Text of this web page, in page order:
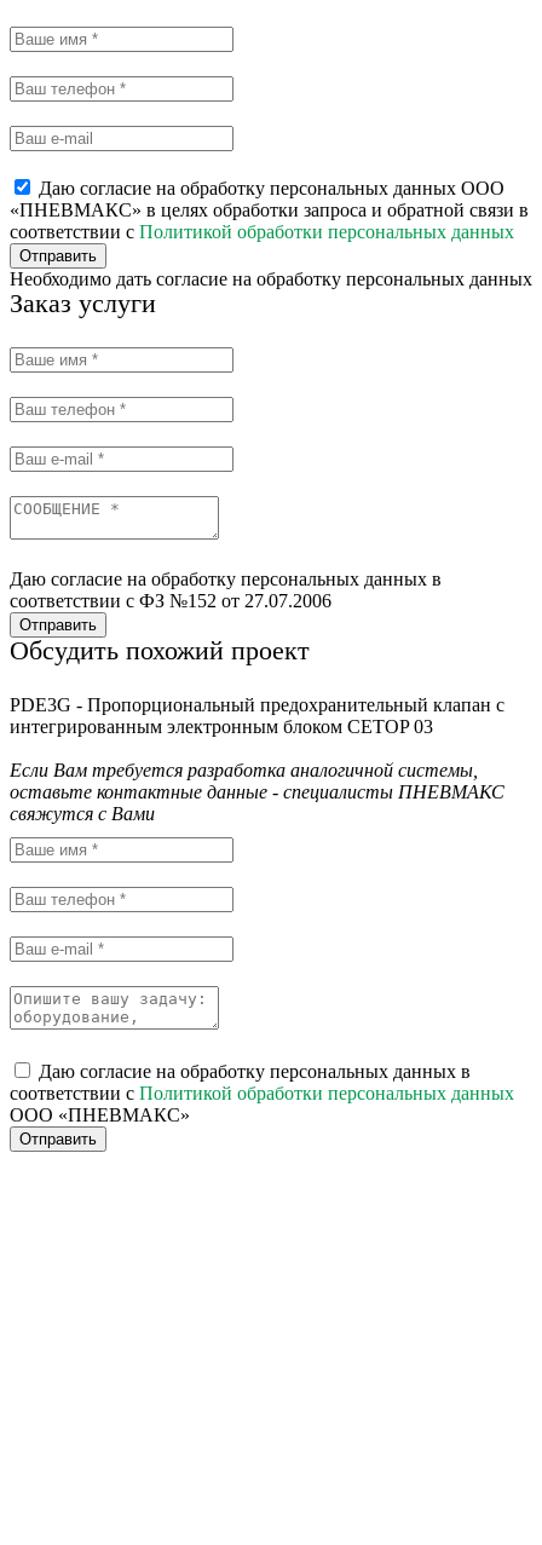
Даю согласие на обработку персональных данных ООО
«ПНЕВМАКС» в целях обработки запроса и обратной связи в
соответствии с Политикой обработки персональных данных
Отправить
Необходимо дать согласие на обработку персональных данных
Заказ услуги
Даю согласие на обработку персональных данных в
соответствии с ФЗ №152 от 27.07.2006
Отправить
Обсудить похожий проект
PDE3G - Пропорциональный предохранительный клапан с
интегрированным электронным блоком CETOP 03
Если Вам требуется разработка аналогичной системы,
оставьте контактные данные - специалисты ПНЕВМАКС
свяжутся с Вами
Даю согласие на обработку персональных данных в
соответствии с Политикой обработки персональных данных
ООО «ПНЕВМАКС»
Отправить